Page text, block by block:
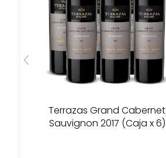
Terrazas Grand Cabernet
Sauvignon 2017 (Caja x 6)